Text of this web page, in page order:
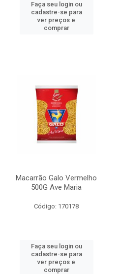
Faça seu login ou
cadastre-se para
ver preços e
comprar
Macarrão Galo Vermelho
500G Ave Maria
Código: 170178
Faça seu login ou
cadastre-se para
ver preços e
comprar